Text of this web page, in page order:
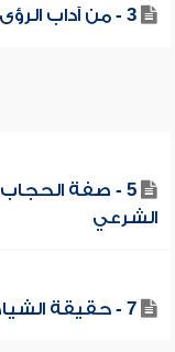
3 - من آداب الرؤى
5 - صفة الحجاب
الشرعي
7 - حقيقة الشياطين